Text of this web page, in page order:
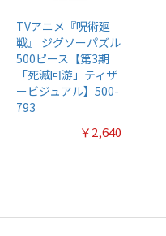
TVアニメ『呪術廻
戦』 ジグソーパズル
500ピース【第3期
「死滅回游」ティザ
ービジュアル】500-
793
￥2,640